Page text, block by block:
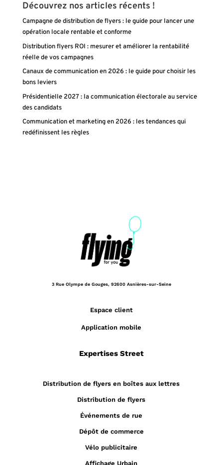
Découvrez nos articles récents !
Campagne de distribution de flyers : le guide pour lancer une
opération locale rentable et conforme
Distribution flyers ROI : mesurer et améliorer la rentabilité
réelle de vos campagnes
Canaux de communication en 2026 : le guide pour choisir les
bons leviers
Présidentielle 2027 : la communication électorale au service
des candidats
Communication et marketing en 2026 : les tendances qui
redéfinissent les règles
3 Rue Olympe de Gouges, 92600 Asnières-sur-Seine
Espace client
Application mobile
Expertises Street
Distribution de flyers en boîtes aux lettres
Distribution de flyers
Événements de rue
Dépôt de commerce
Vélo publicitaire
Affichage Urbain